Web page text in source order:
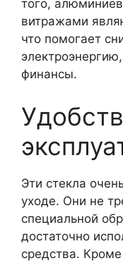
того,
витражами
что помогает
финансы.
Эти стекла
уходе. Они не
специальной
достаточно
средства.